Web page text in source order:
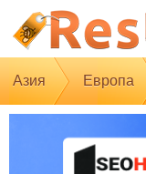
Азия Европа